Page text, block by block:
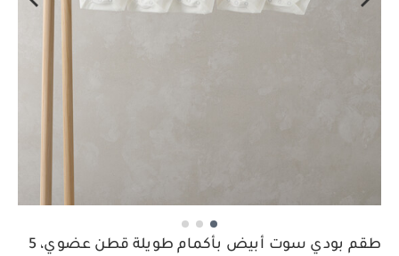
طقم بودي سوت أبيض بأكمام طويلة قطن عضوي، 5